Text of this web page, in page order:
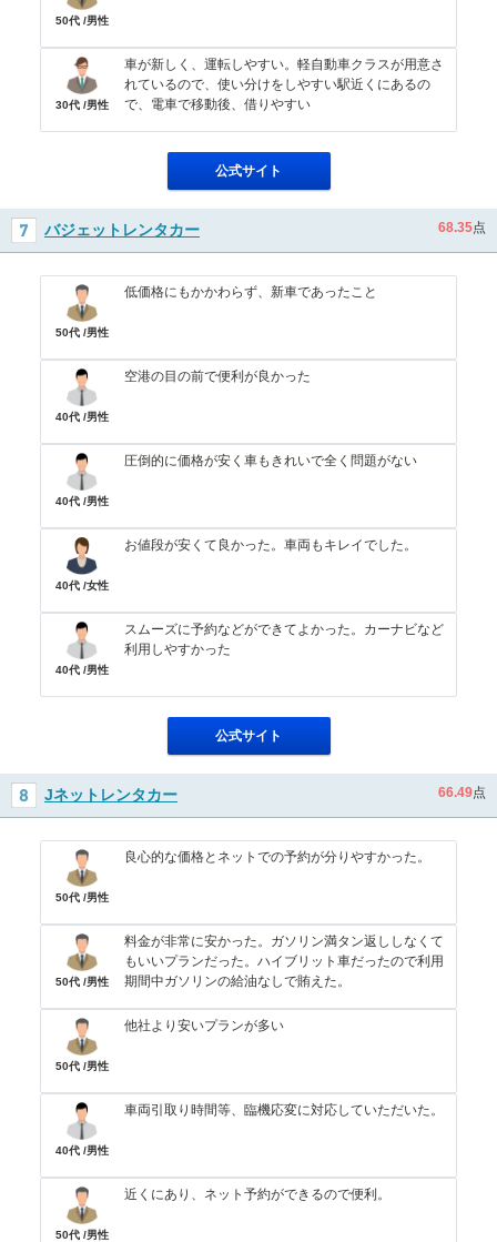
50代 /男性
30代 /男性
車が新しく、運転しやすい。軽自動車クラスが用意さ
れているので、使い分けをしやすい駅近くにあるの
で、電車で移動後、借りやすい
公式サイト
バジェットレンタカー 68.35点
50代 /男性
低価格にもかかわらず、新車であったこと
40代 /男性
空港の目の前で便利が良かった
40代 /男性
圧倒的に価格が安く車もきれいで全く問題がない
40代 /女性
お値段が安くて良かった。車両もキレイでした。
40代 /男性
スムーズに予約などができてよかった。カーナビなど
利用しやすかった
公式サイト
Jネットレンタカー 66.49点
50代 /男性
良心的な価格とネットでの予約が分りやすかった。
50代 /男性
料金が非常に安かった。ガソリン満タン返ししなくて
もいいプランだった。ハイブリット車だったので利用
期間中ガソリンの給油なしで賄えた。
50代 /男性
他社より安いプランが多い
40代 /男性
車両引取り時間等、臨機応変に対応していただいた。
50代 /男性
近くにあり、ネット予約ができるので便利。